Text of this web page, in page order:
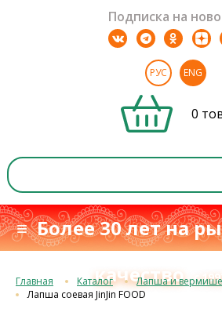
Подписка на
РУС ENG
0
≡ Более 30 лет на
качествос
Главная Каталог
Лапша и
Лапша соевая JinJin FOOD